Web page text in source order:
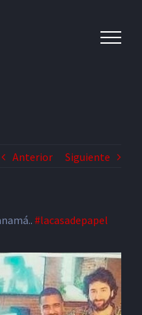
Anterior Siguiente
#lacasadepapel